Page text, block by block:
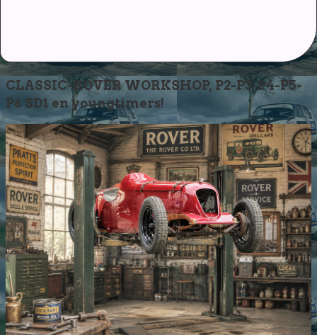
CLASSIC-ROVER WORKSHOP, P2-P3-P4-P5-
P6 SD1 en youngtimers!